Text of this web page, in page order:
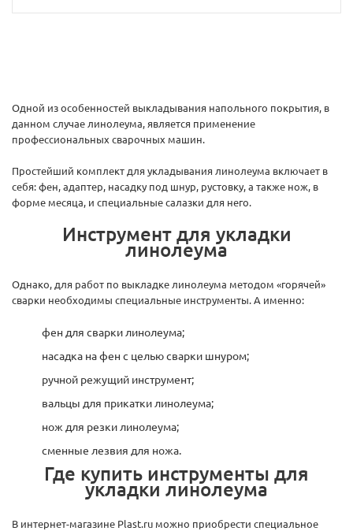
Одной из особенностей выкладывания напольного покрытия, в
данном случае линолеума, является применение
профессиональных сварочных машин.
Простейший комплект для укладывания линолеума включает в
себя: фен, адаптер, насадку под шнур, рустовку, а также нож, в
форме месяца, и специальные салазки для него.
Инструмент для укладки
линолеума
Однако, для работ по выкладке линолеума методом «горячей»
сварки необходимы специальные инструменты. А именно:
фен для сварки линолеума;
насадка на фен с целью сварки шнуром;
ручной режущий инструмент;
вальцы для прикатки линолеума;
нож для резки линолеума;
сменные лезвия для ножа.
Где купить инструменты для
укладки линолеума
В интернет-магазине Plast.ru можно приобрести специальное